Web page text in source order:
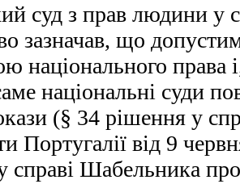
суд з прав людини у
зазначав, що
національного права
національні суди
(§ 34 рішення у
Португалії від 9
справі Шабельника